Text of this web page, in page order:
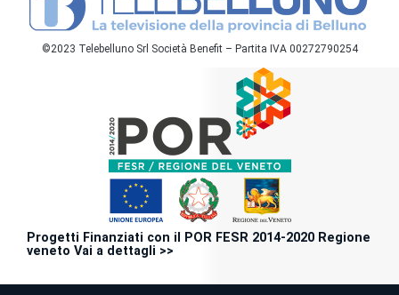
©2023 Telebelluno Srl Società Benefit – Partita IVA 00272790254
Progetti Finanziati con il POR FESR 2014-2020 Regione
veneto Vai a dettagli >>